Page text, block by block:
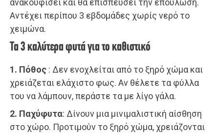
ανακουφίσει και θα επισπεύσει την επούλωση.
Αντέχει περίπου 3 εβδομάδες χωρίς νερό το
χειμώνα.
Τα 3 καλύτερα φυτά για το καθιστικό
1. Πόθος : Δεν ενοχλείται από το ξηρό χώμα και
χρειάζεται ελάχιστο φως. Αν θέλετε τα φύλλα
του να λάμπουν, περάστε τα με λίγο γάλα.
2. Παχύφυτα: Δίνουν μια μινιμαλιστική αίσθηση
στο χώρο. Προτιμούν το ξηρό χώμα, χρειάζονται